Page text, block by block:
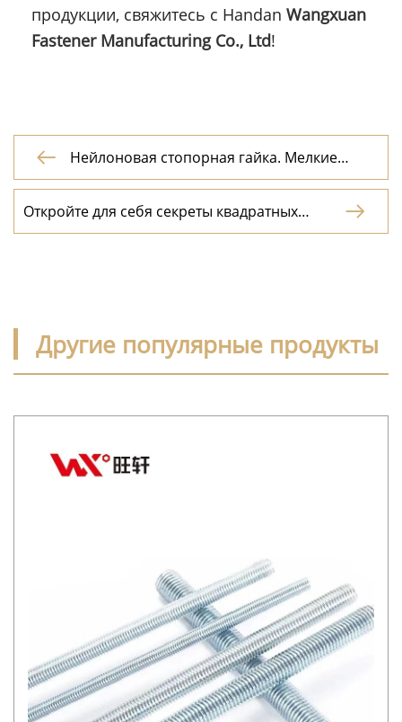
продукции, свяжитесь с Handan Wangxuan
Fastener Manufacturing Co., Ltd!

Нейлоновая стопорная гайка. Мелкие
компоненты играют большую роль
Откройте для себя секреты квадратных
гаек: прочного фундамента механического

Другие популярные продукты